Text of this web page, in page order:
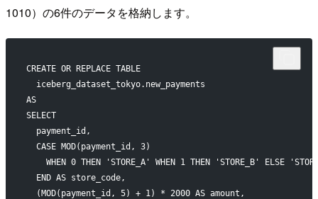
1010）の6件のデータを格納します。
CREATE OR REPLACE TABLE
  iceberg_dataset_tokyo.new_payments
AS
SELECT
  payment_id,
  CASE MOD(payment_id, 3)
WHEN 0 THEN 'STORE_A' WHEN 1 THEN 'STORE_B' ELSE
  END AS store_code,
  (MOD(payment_id, 5) + 1) * 2000 AS amount,